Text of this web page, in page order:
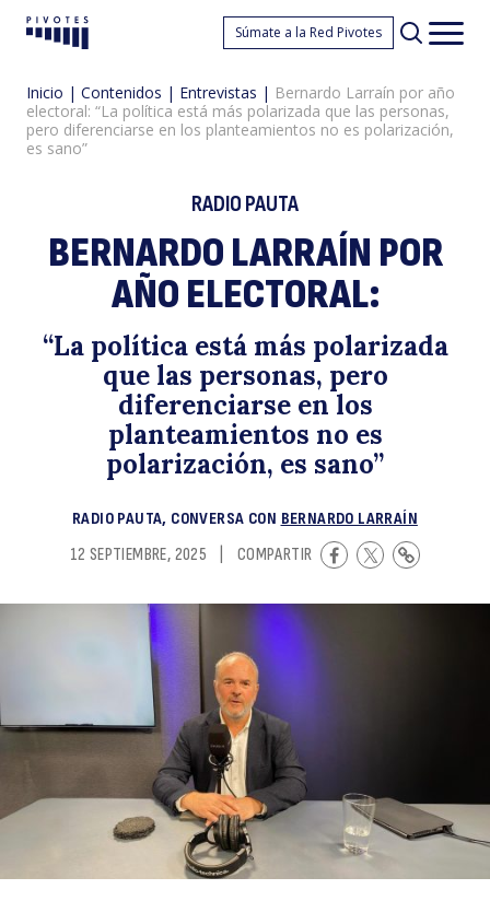
Pivotes Súmate a la Red Pivotes
Inicio | Contenidos | Entrevistas | Bernardo Larraín por año
electoral: “La política está más polarizada que las personas,
pero diferenciarse en los planteamientos no es polarización,
es sano”
RADIO PAUTA
BERNARDO LARRAÍN POR
AÑO ELECTORAL:
“La política está más polarizada
que las personas, pero
diferenciarse en los
planteamientos no es
polarización, es sano”
RADIO PAUTA, CONVERSA CON BERNARDO LARRAÍN
12 SEPTIEMBRE, 2025
COMPARTIR